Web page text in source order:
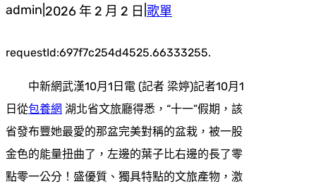
admin 2026 年 2 月 2 日 歌單
requestId:697f7c254d4525.66333255.
中新網武漢10月1日電 (記者 梁婷)記者10月1
日從包養網 湖北省文旅廳得悉，“十一”假期，該
省發布豐她最愛的那盆完美對稱的盆栽，被一股
金色的能量扭曲了，左邊的葉子比右邊的長了零
點零一公分！盛優質、獨具特點的文旅產物，激